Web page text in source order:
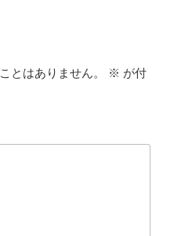
とはありません。 ※ が付